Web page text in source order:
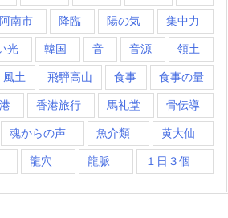
阿南市 降臨 陽の気 集中力
光 韓国 音 音源 領土
風土 飛騨高山 食事 食事の量
香港旅行 馬礼堂 骨伝導
魂からの声 魚介類 黄大仙
龍穴 龍脈 １日３個